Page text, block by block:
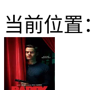
当前位置：